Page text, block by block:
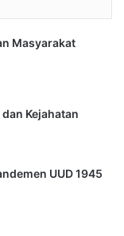
Masyarakat
Kejahatan
UUD 1945